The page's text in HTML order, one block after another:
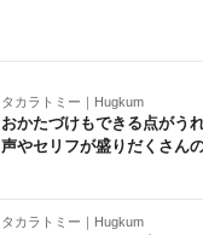
タカラトミー｜Hugkum
おかたづけもできる点がう
声やセリフが盛りだくさん
タカラトミー｜Hugkum